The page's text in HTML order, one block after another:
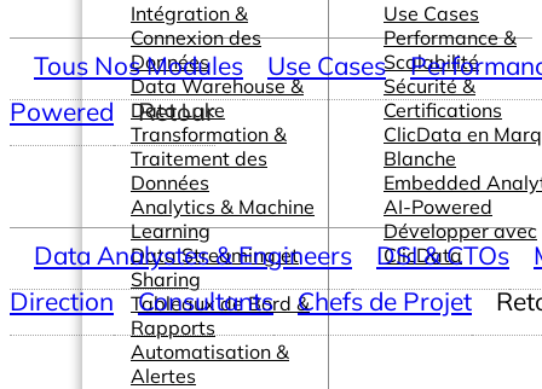
Intégration &
Connexion des
Données
Data Warehouse &
Data Lake
Transformation &
Traitement des
Données
Analytics & Machine
Learning
Data Streaming et
Sharing
Tableaux de Bord &
Rapports
Automatisation &
Alertes
Use Cases
Performance &
Scalabilité
Sécurité &
Certifications
ClicData en
Blanche
Embedded
AI-Powered
Développer avec
ClicData
Tous Nos Modules Use Cases
Powered
Retour
Data Analystes & Engineers DSI & CTOs
Direction
Consultants Chefs de Projet